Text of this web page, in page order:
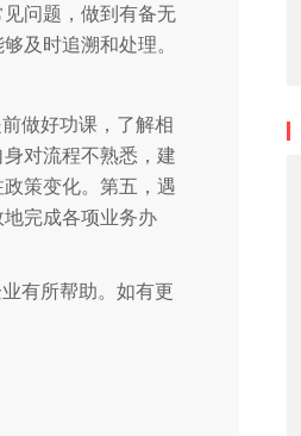
问题，做到有备无
及时追溯和处理。
做好功课，了解相
对流程不熟悉，建
策变化。第五，遇
完成各项业务办
有所帮助。如有更